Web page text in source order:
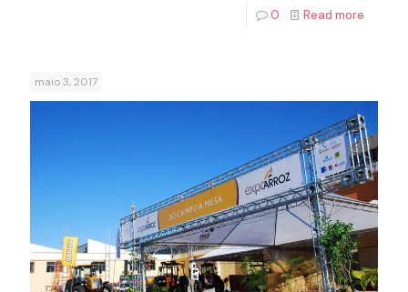
0 Read more
maio 3, 2017